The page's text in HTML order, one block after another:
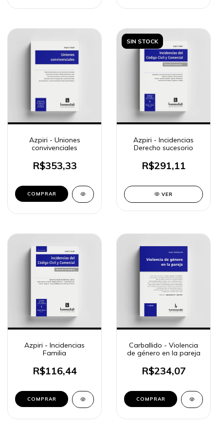
Azpiri - Uniones
convivenciales
R$353,33
COMPRAR
SIN STOCK
Azpiri - Incidencias
Derecho sucesorio
R$291,11
VER
Azpiri - Incidencias
Familia
R$116,44
COMPRAR
Carballido - Violencia
de género en la pareja
R$234,07
COMPRAR